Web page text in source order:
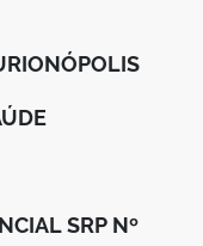
SRP Nº